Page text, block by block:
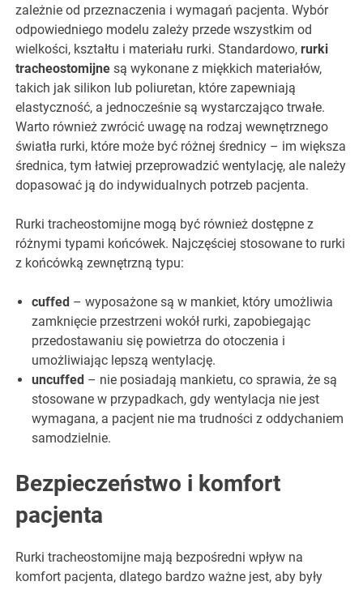
zależnie od przeznaczenia i wymagań pacjenta. Wybór
odpowiedniego modelu zależy przede wszystkim od
wielkości, kształtu i materiału rurki. Standardowo,rurki
tracheostomijne są wykonane z miękkich materiałów,
takich jak silikon lub poliuretan, które zapewniają
elastyczność, a jednocześnie są wystarczająco trwałe.
Warto również zwrócić uwagę na rodzaj wewnętrznego
światła rurki, które może być różnej średnicy – im większa
średnica, tym łatwiej przeprowadzić wentylację, ale należy
dopasować ją do indywidualnych potrzeb pacjenta.
Rurki tracheostomijne mogą być również dostępne z
różnymi typami końcówek. Najczęściej stosowane to rurki
z końcówką zewnętrzną typu:
cuffed – wyposażone są w mankiet, który umożliwia
zamknięcie przestrzeni wokół rurki, zapobiegając
przedostawaniu się powietrza do otoczenia i
umożliwiając lepszą wentylację.
uncuffed – nie posiadają mankietu, co sprawia, że są
stosowane w przypadkach, gdy wentylacja nie jest
wymagana, a pacjent nie ma trudności z oddychaniem
samodzielnie.
Bezpieczeństwo i komfort
pacjenta
Rurki tracheostomijne mają bezpośredni wpływ na
komfort pacjenta, dlatego bardzo ważne jest, aby były